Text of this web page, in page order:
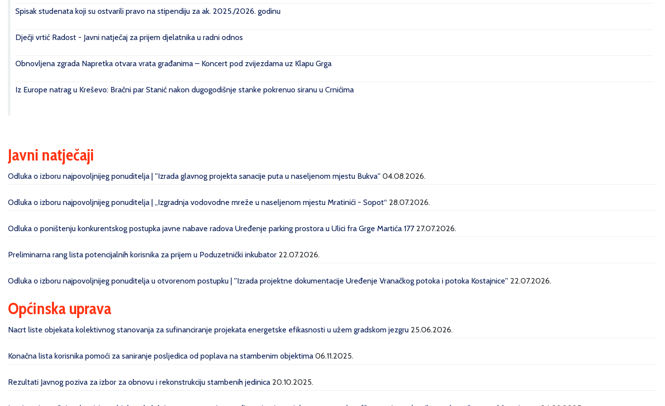
Spisak studenata koji su ostvarili pravo na stipendiju za ak. 2025./2026. godinu
Dječji vrtić Radost - Javni natječaj za prijem djelatnika u radni odnos
Obnovljena zgrada Napretka otvara vrata građanima – Koncert pod zvijezdama uz Klapu Grga
Iz Europe natrag u Kreševo: Bračni par Stanić nakon dugogodišnje stanke pokrenuo siranu u Crnićima
Javni natječaji
Odluka o izboru najpovoljnijeg ponuditelja | ''Izrada glavnog projekta sanacije puta u naseljenom mjestu Bukva'' 04.08.2026.
Odluka o izboru najpovoljnijeg ponuditelja | „Izgradnja vodovodne mreže u naseljenom mjestu Mratinići - Sopot“ 28.07.2026.
Odluka o poništenju konkurentskog postupka javne nabave radova Uređenje parking prostora u Ulici fra Grge Martića 177 27.07.2026.
Preliminarna rang lista potencijalnih korisnika za prijem u Poduzetnički inkubator 22.07.2026.
Odluka o izboru najpovoljnijeg ponuditelja u otvorenom postupku | ''Izrada projektne dokumentacije Uređenje Vranačkog potoka i potoka Kostajnice'' 22.07.2026.
Općinska uprava
Nacrt liste objekata kolektivnog stanovanja za sufinanciranje projekata energetske efikasnosti u užem gradskom jezgru 25.06.2026.
Konačna lista korisnika pomoći za saniranje posljedica od poplava na stambenim objektima 06.11.2025.
Rezultati Javnog poziva za izbor za obnovu i rekonstrukciju stambenih jedinica 20.10.2025.